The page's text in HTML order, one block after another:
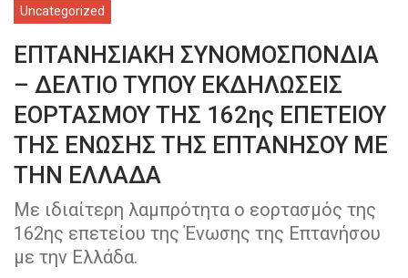
Uncategorized
ΕΠΤΑΝΗΣΙΑΚΗ ΣΥΝΟΜΟΣΠΟΝΔΙΑ
– ΔΕΛΤΙΟ ΤΥΠΟΥ ΕΚΔΗΛΩΣΕΙΣ
ΕΟΡΤΑΣΜΟΥ ΤΗΣ 162ης ΕΠΕΤΕΙΟΥ
ΤΗΣ ΕΝΩΣΗΣ ΤΗΣ ΕΠΤΑΝΗΣΟΥ ΜΕ
ΤΗΝ ΕΛΛΑΔΑ
Με ιδιαίτερη λαμπρότητα ο εορτασμός της
162ης επετείου της Ένωσης της Επτανήσου
με την Ελλάδα.